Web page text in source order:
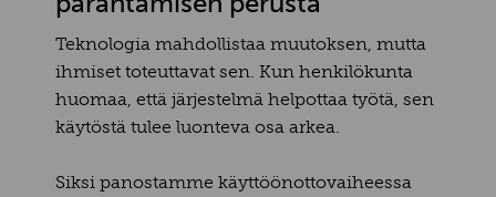
Teknologia mahdollistaa muutoksen, mutta
ihmiset toteuttavat sen. Kun henkilökunta
huomaa, että järjestelmä helpottaa työtä, sen
käytöstä tulee luonteva osa arkea.
Siksi panostamme käyttöönottovaiheessa